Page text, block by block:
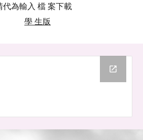
代為輸入 檔 案下載
學 生版